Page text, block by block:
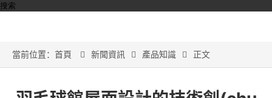
搜索
當前位置： 首頁  新聞資訊  產品知識  正文